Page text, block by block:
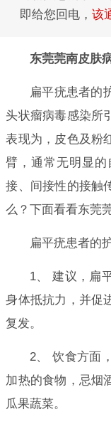
即给您回电， 该
东莞莞南皮肤
扁平疣患者的
头状瘤病毒感染所
表现为，皮色及粉
臂，通常无明显
接、间接性的接触
么？下面看看东莞
扁平疣患者的
1、 建议，扁
身体抵抗力，并促
复发。
2、 饮食方面
加热的食物，忌烟
瓜果蔬菜。